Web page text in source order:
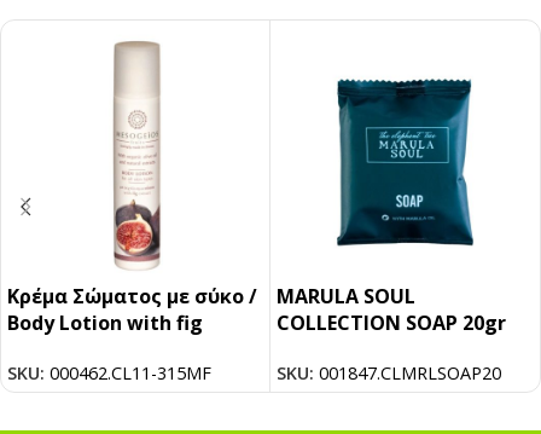
Κρέμα Σώματος με σύκο /
Body Lotion with fig
SKU: 000462.CL11-315MF
MARULA SOUL
COLLECTION SOAP 20gr
SKU: 001847.CLMRLSOAP20